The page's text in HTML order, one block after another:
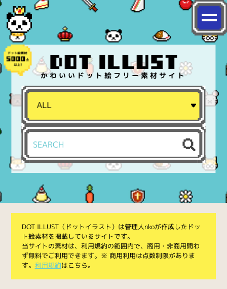
かわいいドット絵フリー素材サイト
DOT ILLUST（ドットイラスト）は管理人nkoが作成したドッ
ト絵素材を掲載しているサイトです。
当サイトの素材は、利用規約の範囲内で、商用・非商用問わ
ず無料でご利用できます。※ 商用利用は点数制限がありま
す。 利用規約はこちら。